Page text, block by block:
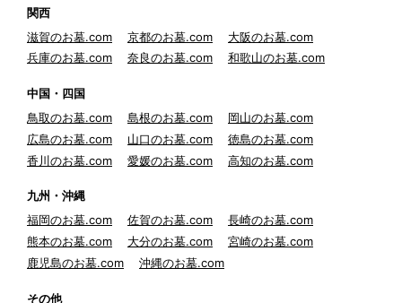
関西
滋賀のお墓.com
京都のお墓.com
大阪のお墓.com
兵庫のお墓.com
奈良のお墓.com 和歌山のお墓.com
中国・四国
鳥取のお墓.com
島根のお墓.com
岡山のお墓.com
広島のお墓.com
山口のお墓.com
徳島のお墓.com
香川のお墓.com
愛媛のお墓.com 高知のお墓.com
九州・沖縄
福岡のお墓.com
佐賀のお墓.com
長崎のお墓.com
熊本のお墓.com
大分のお墓.com
宮崎のお墓.com
鹿児島のお墓.com
沖縄のお墓.com
その他